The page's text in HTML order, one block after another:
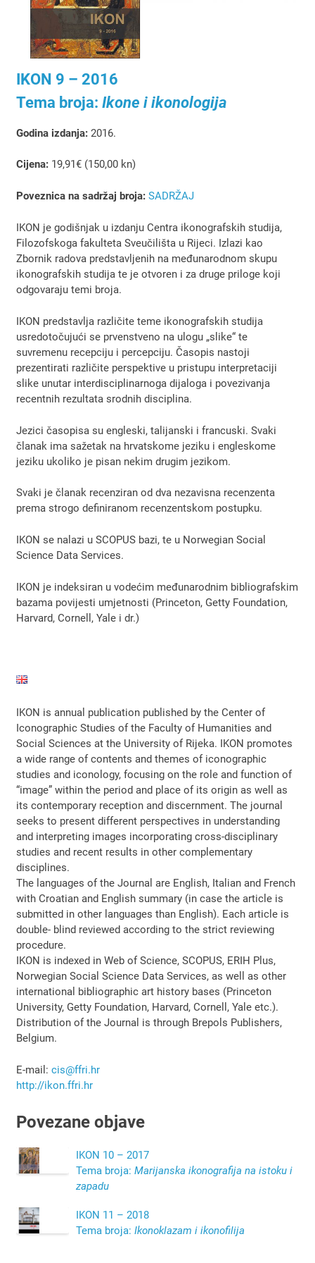
IKON 9 – 2016
Tema broja: Ikone i ikonologija
Godina izdanja:2016.
Cijena:19,91€ (150,00 kn)
Poveznica na sadržaj broja: SADRŽAJ
IKON je godišnjak u izdanju Centra ikonografskih studija,
Filozofskoga fakulteta Sveučilišta u Rijeci. Izlazi kao
Zbornik radova predstavljenih na međunarodnom skupu
ikonografskih studija te je otvoren i za druge priloge koji
odgovaraju temi broja.
IKON predstavlja različite teme ikonografskih studija
usredotočujući se prvenstveno na ulogu „slike“ te
suvremenu recepciju i percepciju. Časopis nastoji
prezentirati različite perspektive u pristupu interpretaciji
slike unutar interdisciplinarnoga dijaloga i povezivanja
recentnih rezultata srodnih disciplina.
Jezici časopisa su engleski, talijanski i francuski. Svaki
članak ima sažetak na hrvatskome jeziku i engleskome
jeziku ukoliko je pisan nekim drugim jezikom.
Svaki je članak recenziran od dva nezavisna recenzenta
prema strogo definiranom recenzentskom postupku.
IKON se nalazi u SCOPUS bazi, te u Norwegian Social
Science Data Services.
IKON je indeksiran u vodećim međunarodnim bibliografskim
bazama povijesti umjetnosti (Princeton, Getty Foundation,
Harvard, Cornell, Yale i dr.)
IKON is annual publication published by the Center of
Iconographic Studies of the Faculty of Humanities and
Social Sciences at the University of Rijeka. IKON promotes
a wide range of contents and themes of iconographic
studies and iconology, focusing on the role and function of
“image” within the period and place of its origin as well as
its contemporary reception and discernment. The journal
seeks to present different perspectives in understanding
and interpreting images incorporating cross-disciplinary
studies and recent results in other complementary
disciplines.
The languages of the Journal are English, Italian and French
with Croatian and English summary (in case the article is
submitted in other languages than English). Each article is
double- blind reviewed according to the strict reviewing
procedure.
IKON is indexed in Web of Science, SCOPUS, ERIH Plus,
Norwegian Social Science Data Services, as well as other
international bibliographic art history bases (Princeton
University, Getty Foundation, Harvard, Cornell, Yale etc.).
Distribution of the Journal is through Brepols Publishers,
Belgium.
E-mail: cis@ffri.hr
http://ikon.ffri.hr
Povezane objave
IKON 10 – 2017
Tema broja: Marijanska ikonografija na istoku i
zapadu
IKON 11 – 2018
Tema broja: Ikonoklazam i ikonofilija